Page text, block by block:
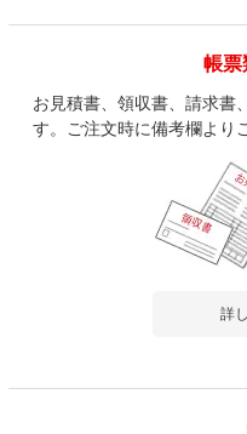
帳票
お見積書、領収書、請求書
す。ご注文時に備考欄より
詳